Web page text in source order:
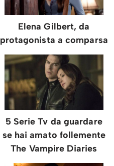
Elena Gilbert, da
protagonista a comparsa
5 Serie Tv da guardare
se hai amato follemente
The Vampire Diaries